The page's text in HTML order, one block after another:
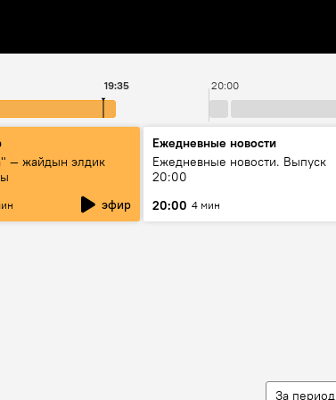
20:00
19:35
— жайдын элдик
эфир
Ежедневные новости
Ежедневные новости. Выпуск
20:00
20:00 4 мин
За период